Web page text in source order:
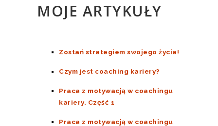
MOJE ARTYKUŁY
Zostań strategiem swojego życia!
Czym jest coaching kariery?
Praca z motywacją w coachingu
kariery. Część 1
Praca z motywacją w coachingu